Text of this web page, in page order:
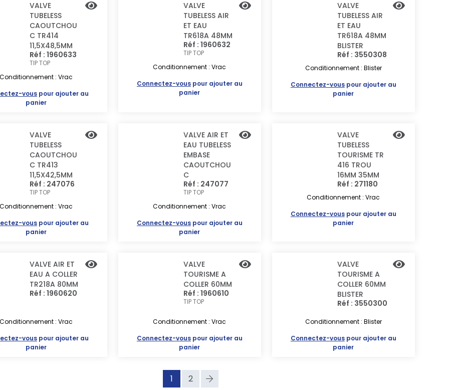
VALVE
TUBELESS
CAOUTCHOU
C TR414
11,5X48,5MM
Réf : 1960633
TIP TOP
: Vrac
vous pour ajouter au
panier
VALVE
TUBELESS AIR
ET EAU
TR618A 48MM
Réf : 1960632
TIP TOP
Conditionnement : Vrac
Connectez-vouspour ajouter au
panier
VALVE
TUBELESS AIR
ET EAU
TR618A 48MM
BLISTER
Réf : 3550308
Conditionnement : Blister
Connectez-vouspour ajouter au
panier
VALVE
TUBELESS
CAOUTCHOU
C TR413
11,5X42,5MM
Réf : 247076
TIP TOP
: Vrac
vous pour ajouter au
panier
VALVE AIR ET
EAU TUBELESS
EMBASE
CAOUTCHOU
C
Réf : 247077
TIP TOP
Conditionnement : Vrac
Connectez-vouspour ajouter au
panier
VALVE
TUBELESS
TOURISME TR
416 TROU
16MM 35MM
Réf : 271180
Conditionnement : Vrac
Connectez-vouspour ajouter au
panier
VALVE AIR ET
EAU A COLLER
TR218A 80MM
Réf : 1960620
: Vrac
vous pour ajouter au
panier
VALVE
TOURISME A
COLLER 60MM
Réf : 1960610
TIP TOP
Conditionnement : Vrac
Connectez-vouspour ajouter au
panier
VALVE
TOURISME A
COLLER 60MM
BLISTER
Réf : 3550300
Conditionnement : Blister
Connectez-vouspour ajouter au
panier
1 2